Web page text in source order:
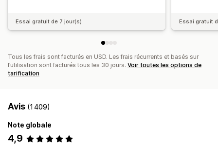
Essai gratuit de 7 jour(s) Essai gratuit
Tous les frais sont facturés en USD. Les frais récurrents et basés sur
l’utilisation sont facturés tous les 30 jours. Voir toutes les options de
tarification
Avis (1 409)
Note globale
4,9